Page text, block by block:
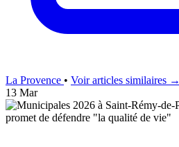
La Provence • Voir articles similaires →
13 Mar